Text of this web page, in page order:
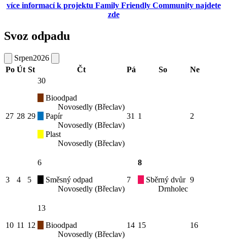
více informací k projektu Family Friendly Community najdete
zde
Svoz odpadu
Srpen2026
Po Út St Čt Pá So Ne
27 28 29
30
Bioodpad
Novosedly (Břeclav)
Papír
Novosedly (Břeclav)
Plast
Novosedly (Břeclav)
31 1 2
3 4 5
6
Směsný odpad
Novosedly (Břeclav)
7
8
Sběrný dvůr
Drnholec
9
10 11 12
13
Bioodpad
Novosedly (Břeclav)
14 15 16